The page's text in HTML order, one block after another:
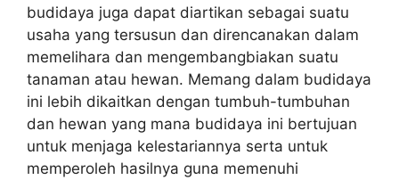
budidaya juga dapat diartikan sebagai suatu
usaha yang tersusun dan direncanakan dalam
memelihara dan mengembangbiakan suatu
tanaman atau hewan. Memang dalam budidaya
ini lebih dikaitkan dengan tumbuh-tumbuhan
dan hewan yang mana budidaya ini bertujuan
untuk menjaga kelestariannya serta untuk
memperoleh hasilnya guna memenuhi